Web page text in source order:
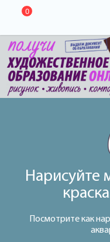
0
Нарисуйте
Посмотрите как